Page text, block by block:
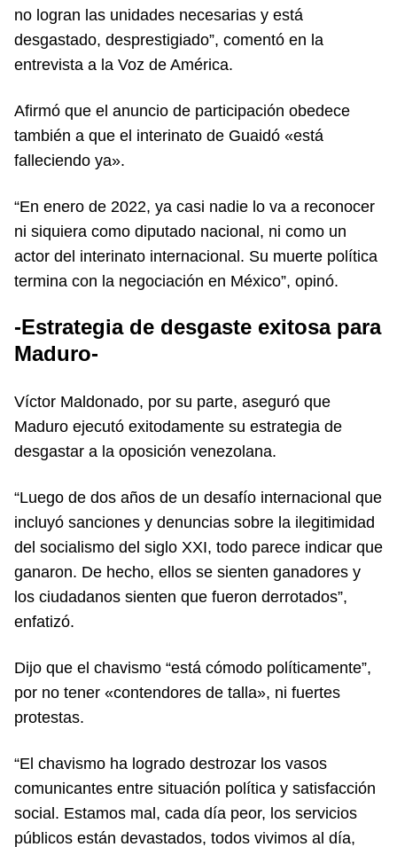
no logran las unidades necesarias y está
desgastado, desprestigiado”, comentó en la
entrevista a la Voz de América.
Afirmó que el anuncio de participación obedece
también a que el interinato de Guaidó «está
falleciendo ya».
“En enero de 2022, ya casi nadie lo va a reconocer
ni siquiera como diputado nacional, ni como un
actor del interinato internacional. Su muerte política
termina con la negociación en México”, opinó.
-Estrategia de desgaste exitosa para
Maduro-
Víctor Maldonado, por su parte, aseguró que
Maduro ejecutó exitodamente su estrategia de
desgastar a la oposición venezolana.
“Luego de dos años de un desafío internacional que
incluyó sanciones y denuncias sobre la ilegitimidad
del socialismo del siglo XXI, todo parece indicar que
ganaron. De hecho, ellos se sienten ganadores y
los ciudadanos sienten que fueron derrotados”,
enfatizó.
Dijo que el chavismo “está cómodo políticamente”,
por no tener «contendores de talla», ni fuertes
protestas.
“El chavismo ha logrado destrozar los vasos
comunicantes entre situación política y satisfacción
social. Estamos mal, cada día peor, los servicios
públicos están devastados, todos vivimos al día,